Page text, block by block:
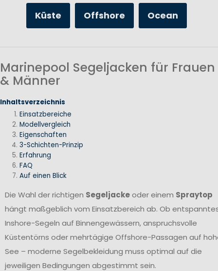
Küste Offshore Ocean
Marinepool Segeljacken für Frauen
& Männer
Inhaltsverzeichnis
Einsatzbereiche
Modellvergleich
Eigenschaften
3-Schichten-Prinzip
Erfahrung
FAQ
Auf einen Blick
Die Wahl der richtigen Segeljackeoder einem Spraytop
hängt maßgeblich vom Einsatzbereich ab. Ob
Inshore-Segeln auf Binnengewässern, anspruchsvolle
Küstentörns oder mehrtägige Offshore-Passagen auf
See – moderne Segelbekleidung muss optimal auf die
jeweiligen Bedingungen abgestimmt sein.